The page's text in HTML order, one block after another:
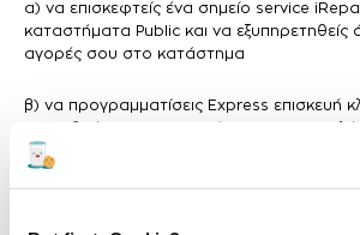
α) να επισκεφτείς ένα σημείο service
καταστήματα Public και να εξυπηρετηθείς
αγορές σου στο κατάστημα
β) να προγραμματίσεις Express επισκευή
κατάστημα, τη μέρα και την ώρα που σε
εξυπηρετηθείς με προτεραιότητα άμεσα,